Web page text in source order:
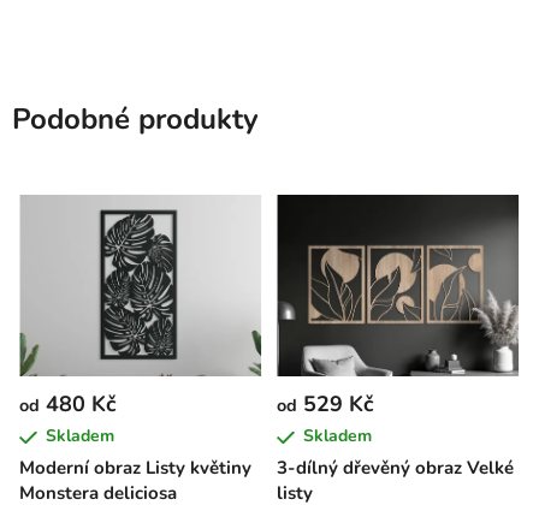
Podobné produkty
Moderní obraz Listy květiny
Monstera deliciosa
od 480 Kč
Skladem
3-dílný dřevěný obraz Velké
listy
od 529 Kč
Skladem